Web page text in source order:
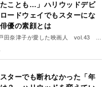
ことも…」ハリウッドデビ
ードウェイでもスターにな
優の素顔とは
田奈津子が愛した映画人 vol.43 ヒ
マン
ターでも断れなかった「年